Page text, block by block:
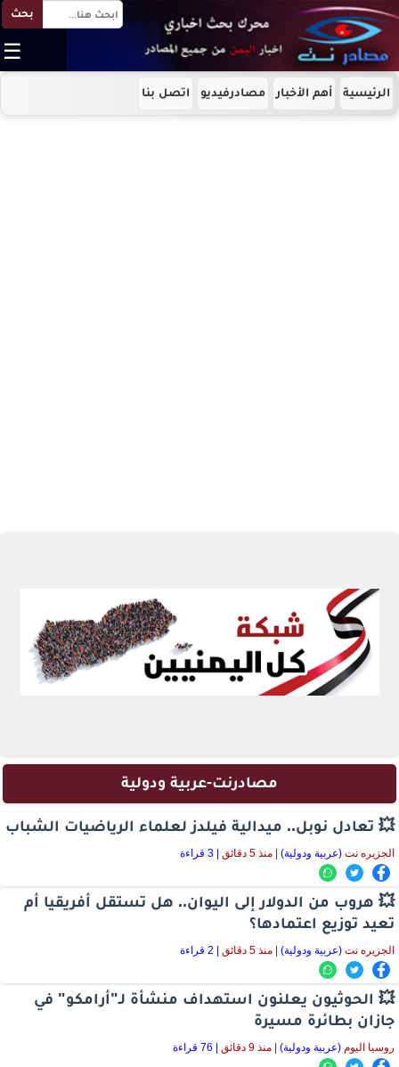
بحث
☰
الرئيسية أهم الأخبار مصادرفيديو اتصل بنا
مصادرنت-عربية ودولية
💥 تعادل نوبل.. ميدالية فيلدز لعلماء الرياضيات الشباب
الجزيره نت (عربية ودولية) منذ 5 دقائق
💥 هروب من الدولار إلى اليوان.. هل تستقل أفريقيا أم
تعيد توزيع اعتمادها؟
الجزيره نت (عربية ودولية) منذ 5 دقائق
💥 الحوثيون يعلنون استهداف منشأة لـ"أرامكو" في
جازان بطائرة مسيرة
روسيا اليوم (عربية ودولية) منذ 9 دقائق